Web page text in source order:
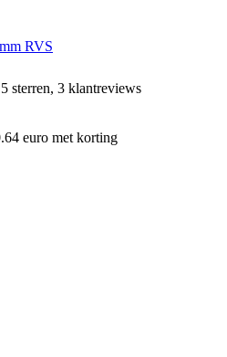
RVS
sterren, 3 klantreviews
euro met korting